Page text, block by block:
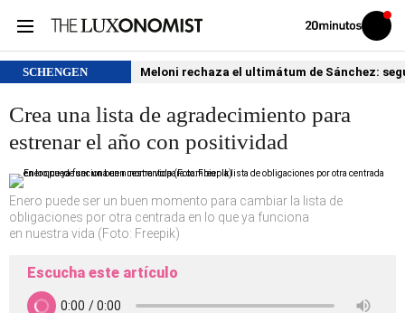
Volver
Iniciar
sesión
SCHENGEN Meloni rechaza el ultimátum de Sánchez:
Crea una lista de agradecimiento para
estrenar el año con positividad
Enero puede ser un buen momento para cambiar la lista de
obligaciones por otra centrada en lo que ya funciona
en nuestra vida (Foto: Freepik)
Escucha este artículo